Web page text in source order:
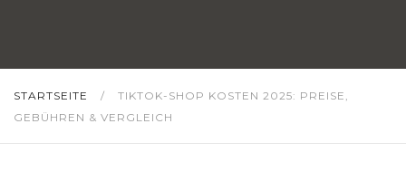
STARTSEITE /
TIKTOK-SHOP KOSTEN 2025: PREISE,
GEBÜHREN & VERGLEICH